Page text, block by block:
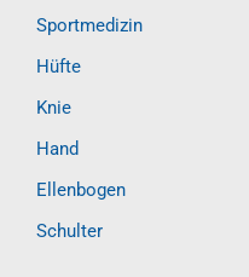
Sportmedizin
Hüfte
Knie
Hand
Ellenbogen
Schulter